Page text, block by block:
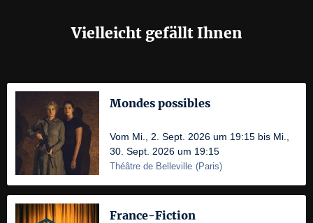
Vielleicht gefällt Ihnen
Mondes possibles
Vom Mi., 2. Sept. 2026 um 19:15 bis Mi.,
30. Sept. 2026 um 19:15
Théâtre de Belleville (Paris)
France-Fiction